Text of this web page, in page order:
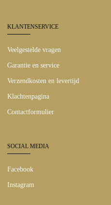
KLANTENSERVICE
Veelgestelde vragen
Garantie en service
Verzendkosten en levertijd
Klachtenpagina
Contactformulier
SOCIAL MEDIA
Facebook
Instagram